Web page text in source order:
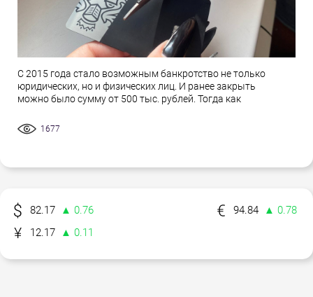
С 2015 года стало возможным банкротство не только
юридических, но и физических лиц. И ранее закрыть
можно было сумму от 500 тыс. рублей. Тогда как
1677
82.17 ▲ 0.76 94.84
▲ 0.78
12.17
▲ 0.11